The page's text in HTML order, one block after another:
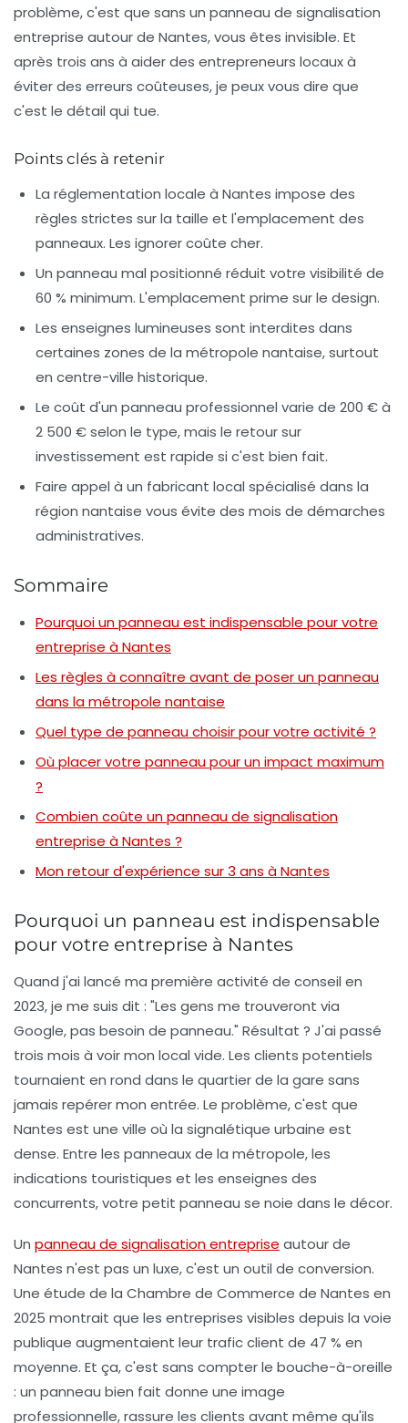
problème, c'est que sans un panneau de signalisation
entreprise autour de Nantes, vous êtes invisible. Et
après trois ans à aider des entrepreneurs locaux à
éviter des erreurs coûteuses, je peux vous dire que
c'est le détail qui tue.
Points clés à retenir
La réglementation locale à Nantes impose des
règles strictes sur la taille et l'emplacement des
panneaux. Les ignorer coûte cher.
Un panneau mal positionné réduit votre visibilité de
60 % minimum. L'emplacement prime sur le design.
Les enseignes lumineuses sont interdites dans
certaines zones de la métropole nantaise, surtout
en centre-ville historique.
Le coût d'un panneau professionnel varie de 200 € à
2 500 € selon le type, mais le retour sur
investissement est rapide si c'est bien fait.
Faire appel à un fabricant local spécialisé dans la
région nantaise vous évite des mois de démarches
administratives.
Sommaire
Pourquoi un panneau est indispensable pour votre
entreprise à Nantes
Les règles à connaître avant de poser un panneau
dans la métropole nantaise
Quel type de panneau choisir pour votre activité ?
Où placer votre panneau pour un impact maximum
?
Combien coûte un panneau de signalisation
entreprise à Nantes ?
Mon retour d'expérience sur 3 ans à Nantes
Pourquoi un panneau est indispensable
pour votre entreprise à Nantes
Quand j'ai lancé ma première activité de conseil en
2023, je me suis dit : "Les gens me trouveront via
Google, pas besoin de panneau." Résultat ? J'ai passé
trois mois à voir mon local vide. Les clients potentiels
tournaient en rond dans le quartier de la gare sans
jamais repérer mon entrée. Le problème, c'est que
Nantes est une ville où la signalétique urbaine est
dense. Entre les panneaux de la métropole, les
indications touristiques et les enseignes des
concurrents, votre petit panneau se noie dans le décor.
Un panneau de signalisation entreprise autour de
Nantes n'est pas un luxe, c'est un outil de conversion.
Une étude de la Chambre de Commerce de Nantes en
2025 montrait que les entreprises visibles depuis la voie
publique augmentaient leur trafic client de 47 % en
moyenne. Et ça, c'est sans compter le bouche-à-oreille
: un panneau bien fait donne une image
professionnelle, rassure les clients avant même qu'ils